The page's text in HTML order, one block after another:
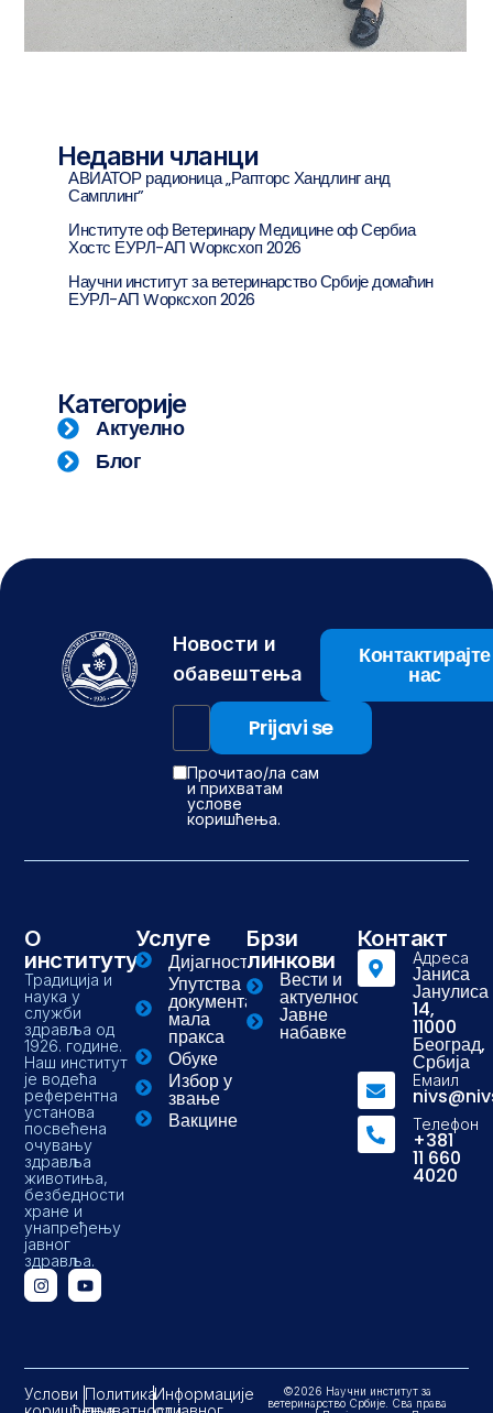
Недавни чланци
АВИАТОР радионица „Рапторс Хандлинг анд
Самплинг”
Институте оф Ветеринарy Медицине оф Сербиа
Хостс ЕУРЛ-АП Wорксхоп 2026
Научни институт за ветеринарство Србије домаћин
ЕУРЛ-АП Wорксхоп 2026
Категорије
Актуелно
Блог
Новости и
обавештења
Прочитао/ла сам
и прихватам
услове
коришћења.
Контактирајте
нас
О
институту
Традиција и
наука у
служби
здравља од
1926. године.
Наш институт
је водећа
референтна
установа
посвећена
очувању
здравља
животиња,
безбедности
хране и
унапређењу
јавног
здравља.
Услуге
Дијагностика
Упутства и
документа-
мала
пракса
Обуке
Избор у
звање
Вакцине
Брзи
линкови
Вести и
актуелности
Јавне
набавке
Контакт
Адреса
Јаниса
Јанулиса
14,
11000
Београд,
Србија
Емаил
Телефон
+381
11 660
4020
Услови ПолитикаИнформације
©2026 Научни институт за
ветеринарство Србије. Сва права